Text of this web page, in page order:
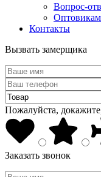
Вопрос-
Оптовикам
Контакты
Вызвать замерщика
Пожалуйста,
Заказать звонок